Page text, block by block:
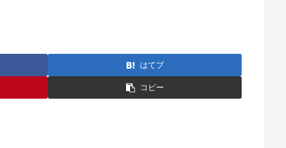
はてブ
コピー